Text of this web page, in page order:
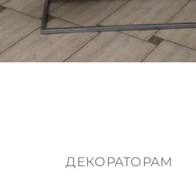
ДЕКОРАТОРАМ